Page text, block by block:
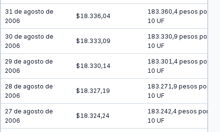
31 de agosto de
2006
$18.336,04
183.360,4 pesos por
10 UF
30 de agosto de
2006
$18.333,09
183.330,9 pesos por
10 UF
29 de agosto de
2006
$18.330,14
183.301,4 pesos por
10 UF
28 de agosto de
2006
$18.327,19
183.271,9 pesos por
10 UF
27 de agosto de
2006
$18.324,24
183.242,4 pesos por
10 UF